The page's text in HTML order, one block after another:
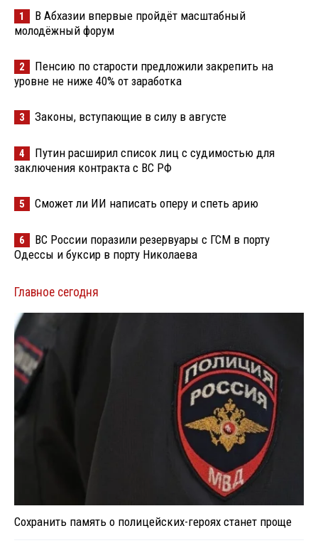
1
В Абхазии впервые пройдёт масштабный
молодёжный форум
2
Пенсию по старости предложили закрепить на
уровне не ниже 40% от заработка
3 Законы, вступающие в силу в августе
4
Путин расширил список лиц с судимостью для
заключения контракта с ВС РФ
5 Сможет ли ИИ написать оперу и спеть арию
6
ВС России поразили резервуары с ГСМ в порту
Одессы и буксир в порту Николаева
Главное сегодня
Сохранить память о полицейских-героях станет проще